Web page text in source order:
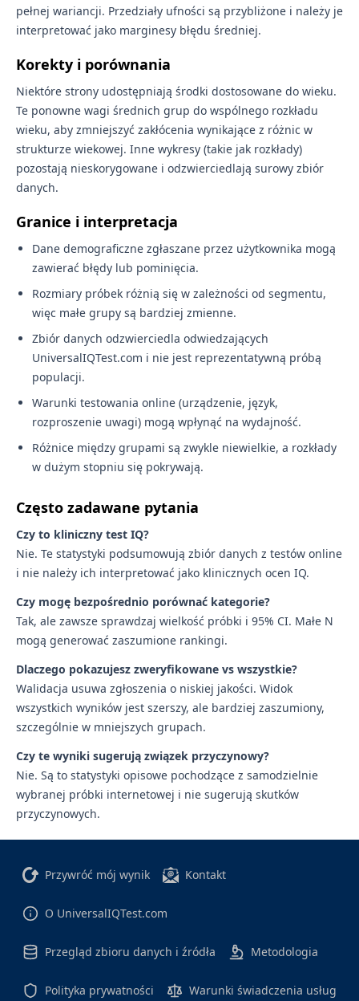
pełnej wariancji. Przedziały ufności są przybliżone i należy je
interpretować jako marginesy błędu średniej.
Korekty i porównania
Niektóre strony udostępniają środki dostosowane do wieku.
Te ponowne wagi średnich grup do wspólnego rozkładu
wieku, aby zmniejszyć zakłócenia wynikające z różnic w
strukturze wiekowej. Inne wykresy (takie jak rozkłady)
pozostają nieskorygowane i odzwierciedlają surowy zbiór
danych.
Granice i interpretacja
Dane demograficzne zgłaszane przez użytkownika mogą
zawierać błędy lub pominięcia.
Rozmiary próbek różnią się w zależności od segmentu,
więc małe grupy są bardziej zmienne.
Zbiór danych odzwierciedla odwiedzających
UniversalIQTest.com i nie jest reprezentatywną próbą
populacji.
Warunki testowania online (urządzenie, język,
rozproszenie uwagi) mogą wpłynąć na wydajność.
Różnice między grupami są zwykle niewielkie, a rozkłady
w dużym stopniu się pokrywają.
Często zadawane pytania
Czy to kliniczny test IQ?
Nie. Te statystyki podsumowują zbiór danych z testów online
i nie należy ich interpretować jako klinicznych ocen IQ.
Czy mogę bezpośrednio porównać kategorie?
Tak, ale zawsze sprawdzaj wielkość próbki i 95% CI. Małe N
mogą generować zaszumione rankingi.
Dlaczego pokazujesz zweryfikowane vs wszystkie?
Walidacja usuwa zgłoszenia o niskiej jakości. Widok
wszystkich wyników jest szerszy, ale bardziej zaszumiony,
szczególnie w mniejszych grupach.
Czy te wyniki sugerują związek przyczynowy?
Nie. Są to statystyki opisowe pochodzące z samodzielnie
wybranej próbki internetowej i nie sugerują skutków
przyczynowych.
Przywróć mój wynik Kontakt
O UniversalIQTest.com
Przegląd zbioru danych i źródła Metodologia
Polityka prywatności Warunki świadczenia usług